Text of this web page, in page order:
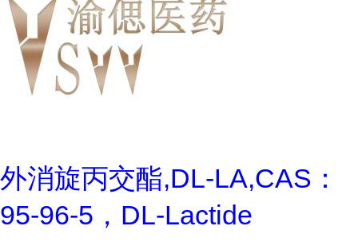
外消旋丙交酯,DL-LA,CAS：
95-96-5，DL-Lactide